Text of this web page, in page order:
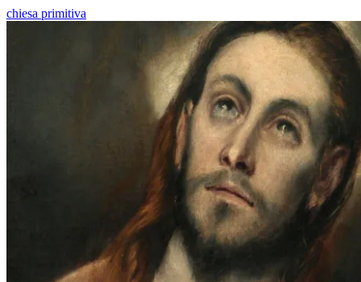
chiesa primitiva